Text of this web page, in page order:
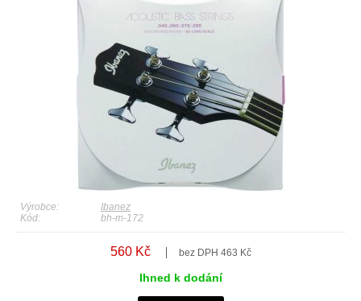
Výrobce:
Ibanez
Kód:
bh-m-172
560 Kč bez DPH 463 Kč
Ihned k dodání